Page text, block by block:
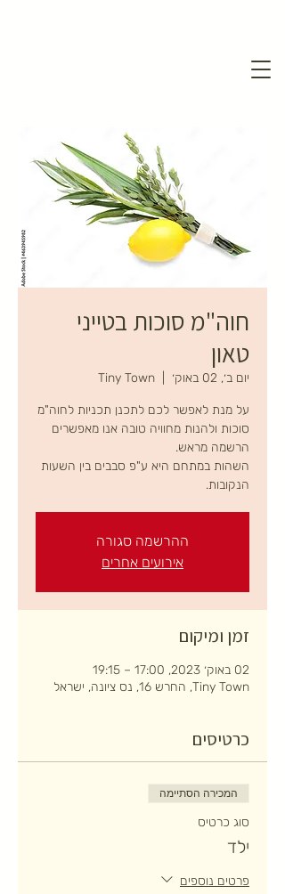
חוה"מ סוכות בטייני
טאון
יום ב׳, 02 באוק׳ Tiny Town
על מנת לאפשר לכם לתכנן תכניות לחוה"מ
סוכות ולהנות מחוויה טובה אנו מאפשרים
השהות במתחם היא ע"פ סבבים בין השעות
הנקובות.
ההרשמה סגורה
אירועים אחרים
זמן ומיקום
02 באוק׳ 2023, 17:00 – 19:15
Tiny Town, החרש 16, נס ציונה, ישראל
כרטיסים
המכירה הסתיימה
סוג כרטיס
ילד
פרטים נוספים